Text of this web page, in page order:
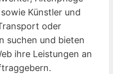
Künstler und
oder
suchen und bieten
ihre Leistungen an